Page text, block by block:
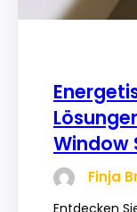
Window
Finja